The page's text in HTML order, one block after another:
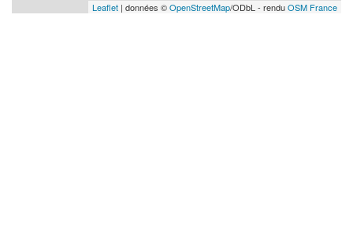
Leaflet | données ©OpenStreetMap/ODbL - renduOSM France